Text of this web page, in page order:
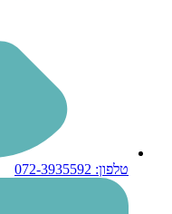
טלפון: 072-3935592